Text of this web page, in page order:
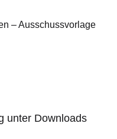
– Ausschussvorlage
unter Downloads